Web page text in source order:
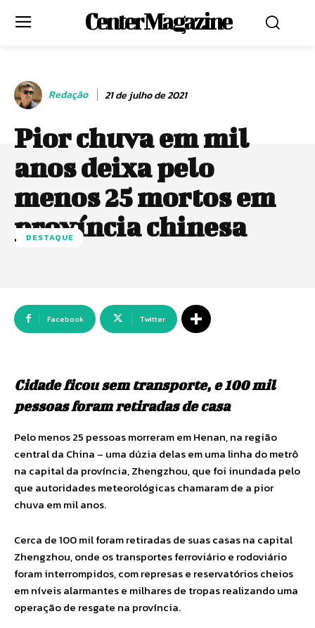
Center Magazine
Redação 21 de julho de 2021
Pior chuva em mil
anos deixa pelo
menos 25 mortos em
província chinesa
DESTAQUE
Facebook Twitter
Cidade ficou sem transporte, e 100 mil
pessoas foram retiradas de casa
Pelo menos 25 pessoas morreram em Henan, na região
central da China – uma dúzia delas em uma linha do metrô
na capital da província, Zhengzhou, que foi inundada pelo
que autoridades meteorológicas chamaram de a pior
chuva em mil anos.
Cerca de 100 mil foram retiradas de suas casas na capital
Zhengzhou, onde os transportes ferroviário e rodoviário
foram interrompidos, com represas e reservatórios cheios
em níveis alarmantes e milhares de tropas realizando uma
operação de resgate na província.